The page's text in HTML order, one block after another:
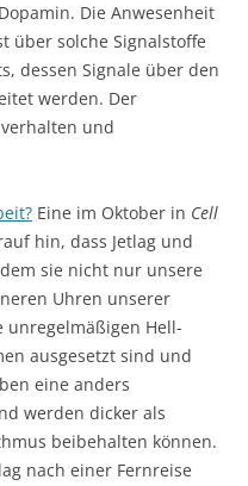
Die Anwesenheit
über solche Signalstoffe
dessen Signale über den
werden. Der
und
Eine im Oktober in Cell
hin, dass Jetlag und
sie nicht nur unsere
Uhren unserer
unregelmäßigen Hell-
ausgesetzt sind und
eine anders
werden dicker als
beibehalten können.
nach einer Fernreise